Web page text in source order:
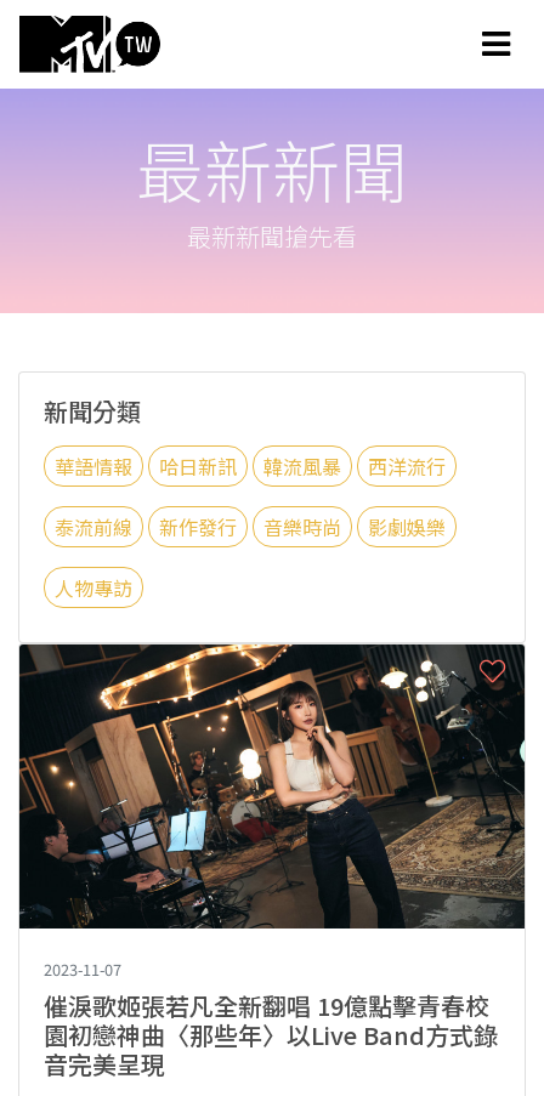
最新新聞
最新新聞搶先看
新聞分類
華語情報 哈日新訊 韓流風暴 西洋流行
泰流前線 新作發行 音樂時尚 影劇娛樂
人物專訪
2023-11-07
催淚歌姬張若凡全新翻唱 19億點擊青春校
園初戀神曲〈那些年〉以Live Band方式錄
音完美呈現